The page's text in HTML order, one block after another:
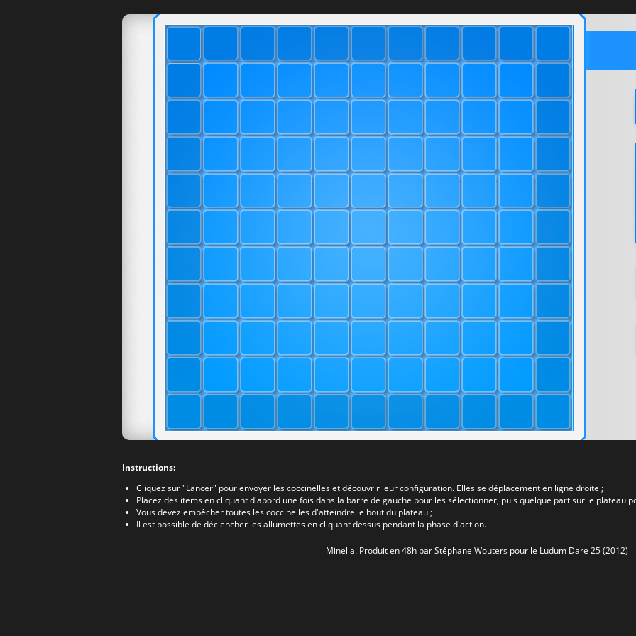
Instructions:
Cliquez sur "Lancer" pour envoyer les coccinelles et découvrir leur configuration. Elles se déplacement en ligne droite ;
Placez des items en cliquant d'abord une fois dans la barre de gauche pour les sélectionner, puis quelque part sur le plateau
Vous devez empêcher toutes les coccinelles d'atteindre le bout du plateau ;
Il est possible de déclencher les allumettes en cliquant dessus pendant la phase d'action.
Minelia. Produit en 48h parStéphane Wouters pour le Ludum Dare 25 (2012)